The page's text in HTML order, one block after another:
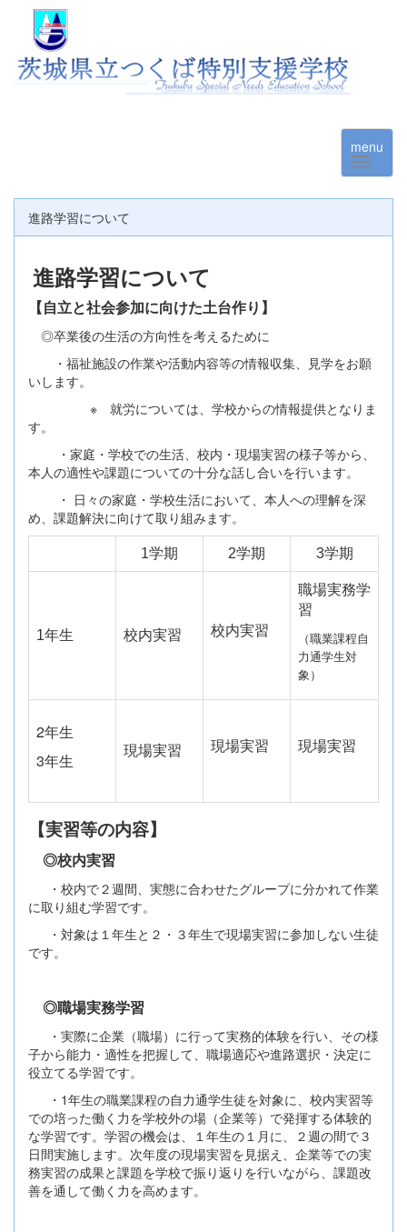
menu
進路学習について
進路学習について
【自立と社会参加に向けた土台作り】
◎卒業後の生活の方向性を考えるために
・福祉施設の作業や活動内容等の情報収集、見学をお願
いします。
※ 就労については、学校からの情報提供となりま
す。
・家庭・学校での生活、校内・現場実習の様子等から、
本人の適性や課題についての十分な話し合いを行います。
・ 日々の家庭・学校生活において、本人への理解を深
め、課題解決に向けて取り組みます。
1学期 2学期 3学期
1年生 校内実習 校内実習
職場実務学
習
（職業課程自
力通学生対
象）
2年生
3年生
現場実習 現場実習 現場実習
【実習等の内容】
◎校内実習
・校内で２週間、実態に合わせたグループに分かれて作業
に取り組む学習です。
・対象は１年生と２・３年生で現場実習に参加しない生徒
です。
◎職場実務学習
・実際に企業（職場）に行って実務的体験を行い、その様
子から能力・適性を把握して、職場適応や進路選択・決定に
役立てる学習です。
・1年生の職業課程の自力通学生徒を対象に、校内実習等
での培った働く力を学校外の場（企業等）で発揮する体験的
な学習です。学習の機会は、１年生の１月に、２週の間で３
日間実施します。次年度の現場実習を見据え、企業等での実
務実習の成果と課題を学校で振り返りを行いながら、課題改
善を通して働く力を高めます。